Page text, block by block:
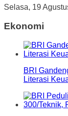
Selasa, 19
Ekonomi
BRI
Literasi